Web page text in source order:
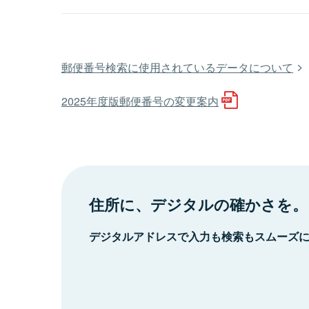
郵便番号検索に使用されているデータについて
2025年度版郵便番号の変更案内
住所に、デジタルの確かさを。
デジタルアドレスで入力も検索もスムーズ